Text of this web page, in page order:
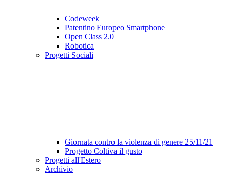
Codeweek
Patentino Europeo Smartphone
Open Class 2.0
Robotica
Progetti Sociali
Giornata contro la violenza di genere 25/11/21
Progetto Coltiva il gusto
Progetti all'Estero
Archivio